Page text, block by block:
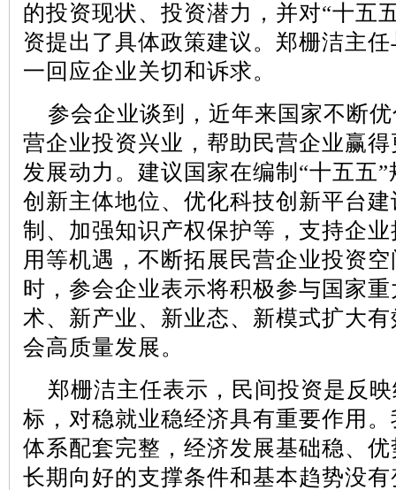
的投资现状、投资潜力，并对“十五
资提出了具体政策建议。郑栅洁主
一回应企业关切和诉求。
参会企业谈到，近年来国家不断
营企业投资兴业，帮助民营企业赢
发展动力。建议国家在编制 “十五五”
创新主体地位、优化科技创新平台
制、加强知识产权保护等，支持企
用等机遇，不断拓展民营企业投资
时，参会企业表示将积极参与国家
术、新产业、新业态、新模式扩大
会高质量发展。
郑栅洁主任表示，民间投资是反
标，对稳就业稳经济具有重要作用
体系配套完整，经济发展基础稳、
长期向好的支撑条件和基本趋势没